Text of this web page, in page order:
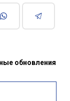
обновления